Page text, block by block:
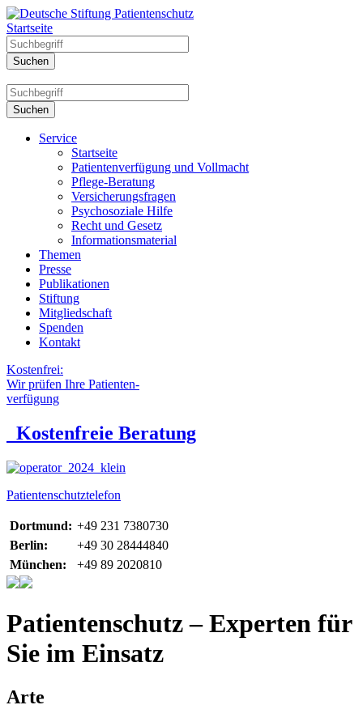
Startseite
Service
Startseite
Patientenverfügung und Vollmacht
Pflege-Beratung
Versicherungsfragen
Psychosoziale Hilfe
Recht und Gesetz
Informationsmaterial
Themen
Presse
Publikationen
Stiftung
Mitgliedschaft
Spenden
Kontakt
Kostenfrei:
Wir prüfen Ihre Patienten-
verfügung
Kostenfreie Beratung
Patientenschutztelefon
Dortmund: +49 231 7380730
Berlin:
+49 30 28444840
München:
+49 89 2020810
Patientenschutz – Experten für
Sie im Einsatz
Arte